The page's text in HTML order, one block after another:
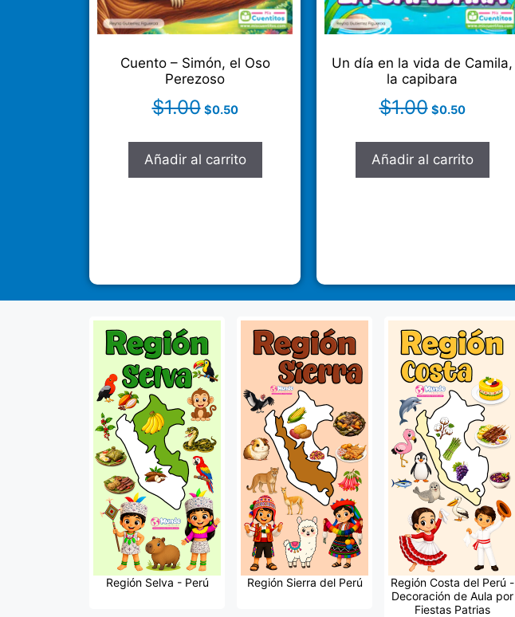
Cuento – Simón, el Oso
Perezoso
$1.00 $0.50
Añadir al carrito
Un día en la vida de Camila,
la capibara
$1.00 $0.50
Añadir al carrito
Región Selva - Perú Región Sierra del Perú
Región Costa del Perú -
Decoración de Aula por
Fiestas Patrias